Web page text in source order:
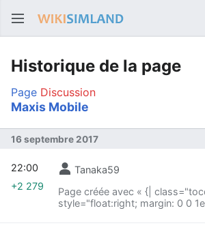
Historique de la page
Page Discussion
Maxis Mobile
16 septembre 2017
Tanaka59
Page créée avec « {|
style="float:right; margin: 0 0
22:00
+2 279